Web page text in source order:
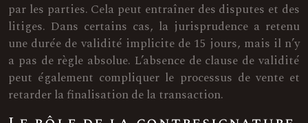
par les parties. Cela peut entraîner des disputes et des
litiges. Dans certains cas, la jurisprudence a retenu
une durée de validité implicite de 15 jours, mais il n’y
a pas de règle absolue. L’absence de clause de validité
peut également compliquer le processus de vente et
retarder la finalisation de la transaction.